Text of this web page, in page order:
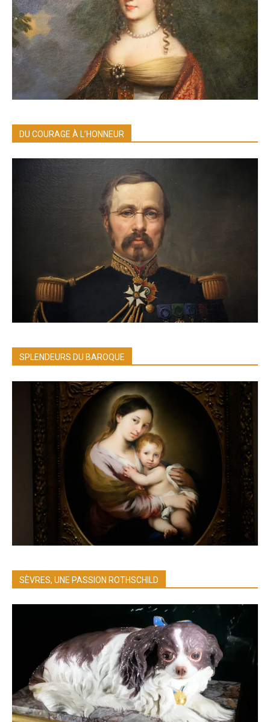
DU COURAGE À L’HONNEUR
SPLENDEURS DU BAROQUE
SÈVRES, UNE PASSION ROTHSCHILD